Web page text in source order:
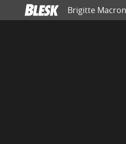
Brigitte